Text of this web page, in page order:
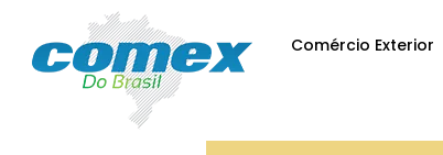
Comércio Exterior